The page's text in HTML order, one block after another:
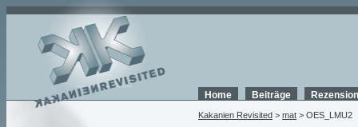
Home Beiträge
Kakanien Revisited > mat > OES_LMU2